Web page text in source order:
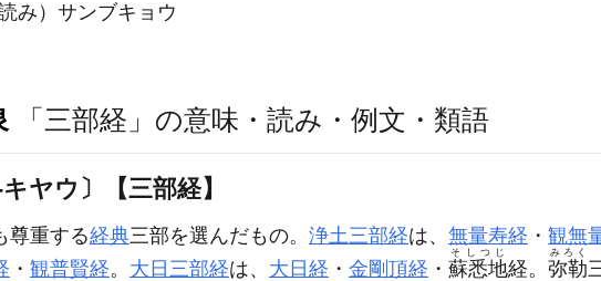
読み）サンブキョウ
「三部経」の意味・読み・例文・類語
ヤウ〕【三部経】
尊重する経典三部を選んだもの。 浄土三部経は、 無量寿経 ・ 観無
・ 観普賢経。 大日三部経は、 大日経 ・ 金剛頂経 ・ 蘇悉地
そしつじ
経。 弥勒
みろく